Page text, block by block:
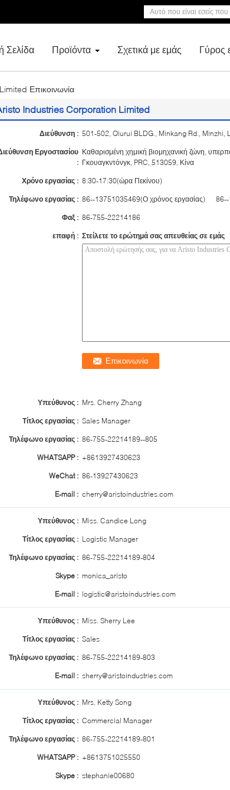
Σελίδα Προϊόντα Σχετικά με εμάς Γύρος
Επικοινωνία
Industries Corporation Limited
Διεύθυνση : 501-502, Qiurui BLDG., Minkang Rd., Minzhi,
Εργοστασίου
:
Καθαρισμένη χημική βιομηχανική ζώνη,
Γκουαγκντόνγκ, PRC, 513059, Κίνα
Χρόνο εργασίας : 8:30-17:30(ώρα Πεκίνου)
Τηλέφωνο εργασίας : 86--13751035469(Ο χρόνος εργασίας) 86--
Φαξ : 86-755-22214186
επαφή : Στείλετε το ερώτημά σας απευθείας σε εμάς
Υπεύθυνος : Mrs. Cherry Zhang
Τίτλος εργασίας : Sales Manager
Τηλέφωνο εργασίας : 86-755-22214189--805
WHATSAPP : +8613927430623
WeChat : 86-13927430623
E-mail : cherry@aristoindustries.com
Υπεύθυνος : Miss. Candice Long
Τίτλος εργασίας : Logistic Manager
Τηλέφωνο εργασίας : 86-755-22214189-804
Skype : monica_aristo
E-mail : logistic@aristoindustries.com
Υπεύθυνος : Miss. Sherry Lee
Τίτλος εργασίας : Sales
Τηλέφωνο εργασίας : 86-755-22214189-803
E-mail : sherry@aristoindustries.com
Υπεύθυνος : Mrs. Ketty Song
Τίτλος εργασίας : Commercial Manager
Τηλέφωνο εργασίας : 86-755-22214189-801
WHATSAPP : +8613751025550
Skype : stephanie00680